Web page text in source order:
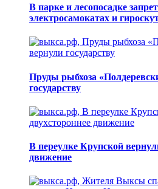
В парке и лесопосадке
электросамокатах и
Пруды рыбхоза
государству
В переулке Крупской
движение